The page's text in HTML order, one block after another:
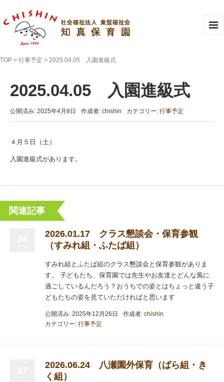
TOP > 行事予定 > 2025.04.05 入園進級式
2025.04.05 入園進級式
公開済み: 2025年4月8日 作成者: chishin カテゴリー: 行事予定
４月５日（土）
入園進級式があります。
関連記事
2026.01.17 クラス懇談会・保育参観
（すみれ組・ふたば組）
すみれ組とふたば組のクラス懇談会と保育参観がありま
す。 子どもたち、保育園では先生やお友達とどんな風に
過ごしているんだろう？おうちでの姿とはちょっと違う子
どもたちの姿を見ていただければと思います
公開済み: 2025年12月26日 作成者: chishin
カテゴリー: 行事予定
2026.06.24 八瀬園外保育（ばら組・き
く組）